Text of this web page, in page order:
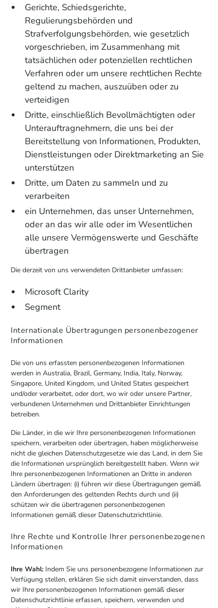
Gerichte, Schiedsgerichte,
Regulierungsbehörden und
Strafverfolgungsbehörden, wie gesetzlich
vorgeschrieben, im Zusammenhang mit
tatsächlichen oder potenziellen rechtlichen
Verfahren oder um unsere rechtlichen Rechte
geltend zu machen, auszuüben oder zu
verteidigen
Dritte, einschließlich Bevollmächtigten oder
Unterauftragnehmern, die uns bei der
Bereitstellung von Informationen, Produkten,
Dienstleistungen oder Direktmarketing an Sie
unterstützen
Dritte, um Daten zu sammeln und zu
verarbeiten
ein Unternehmen, das unser Unternehmen,
oder an das wir alle oder im Wesentlichen
alle unsere Vermögenswerte und Geschäfte
übertragen
Die derzeit von uns verwendeten Drittanbieter umfassen:
Microsoft Clarity
Segment
Internationale Übertragungen personenbezogener
Informationen
Die von uns erfassten personenbezogenen Informationen
werden in Australia, Brazil, Germany, India, Italy, Norway,
Singapore, United Kingdom, und United States gespeichert
und/oder verarbeitet, oder dort, wo wir oder unsere Partner,
verbundenen Unternehmen und Drittanbieter Einrichtungen
betreiben.
Die Länder, in die wir Ihre personenbezogenen Informationen
speichern, verarbeiten oder übertragen, haben möglicherweise
nicht die gleichen Datenschutzgesetze wie das Land, in dem Sie
die Informationen ursprünglich bereitgestellt haben. Wenn wir
Ihre personenbezogenen Informationen an Dritte in anderen
Ländern übertragen: (i) führen wir diese Übertragungen gemäß
den Anforderungen des geltenden Rechts durch und (ii)
schützen wir die übertragenen personenbezogenen
Informationen gemäß dieser Datenschutzrichtlinie.
Ihre Rechte und Kontrolle Ihrer personenbezogenen
Informationen
Ihre Wahl: Indem Sie uns personenbezogene Informationen zur
Verfügung stellen, erklären Sie sich damit einverstanden, dass
wir Ihre personenbezogenen Informationen gemäß dieser
Datenschutzrichtlinie erfassen, speichern, verwenden und